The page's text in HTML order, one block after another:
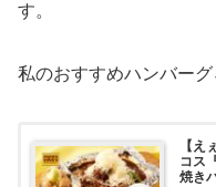
す。
私のおすすめハンバーグ
【え
コス
焼き